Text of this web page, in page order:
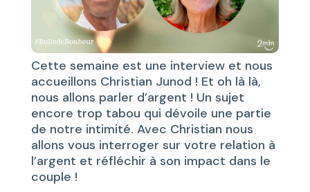
Cette semaine est une interview et nous
accueillons Christian Junod ! Et oh là là,
nous allons parler d’argent ! Un sujet
encore trop tabou qui dévoile une partie
de notre intimité. Avec Christian nous
allons vous interroger sur votre relation à
l’argent et réfléchir à son impact dans le
couple !